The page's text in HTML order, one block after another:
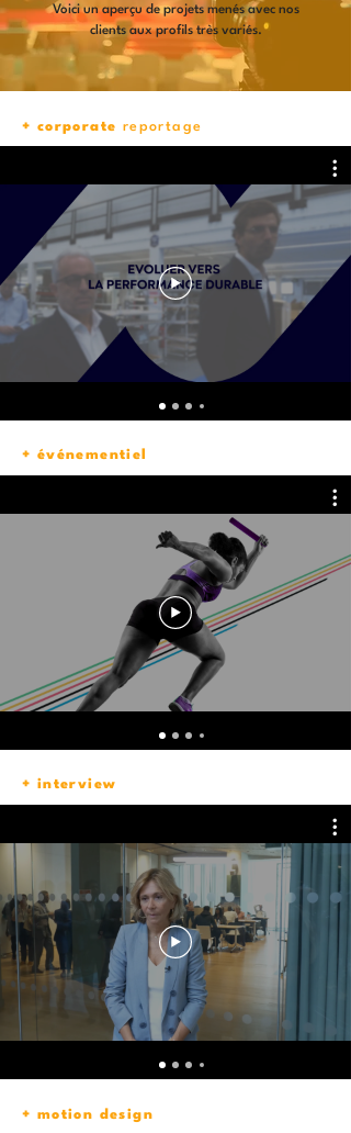
Voici un aperçu de projets menés avec nos
clients aux profils très variés.
+ corporate reportage
+ événementiel
+ interview
+ motion design